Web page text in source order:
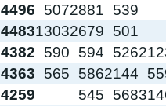
4496 5072881
539
448313032679
501
4382 590 594 526
4363 565 5862144
4259 545 568